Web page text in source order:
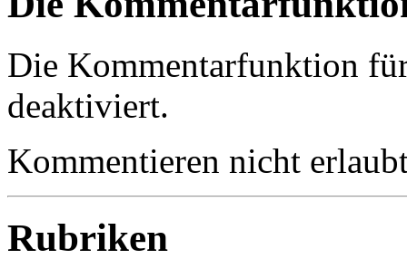
Die Kommentarfunktion
deaktiviert.
Kommentieren nicht
Rubriken